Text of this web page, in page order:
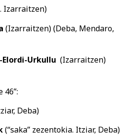
Izarraitzen)
(Izarraitzen) (Deba, Mendaro,
Urkullu (Izarraitzen)
46”:
Deba)
(“saka” zezentokia. Itziar, Deba)